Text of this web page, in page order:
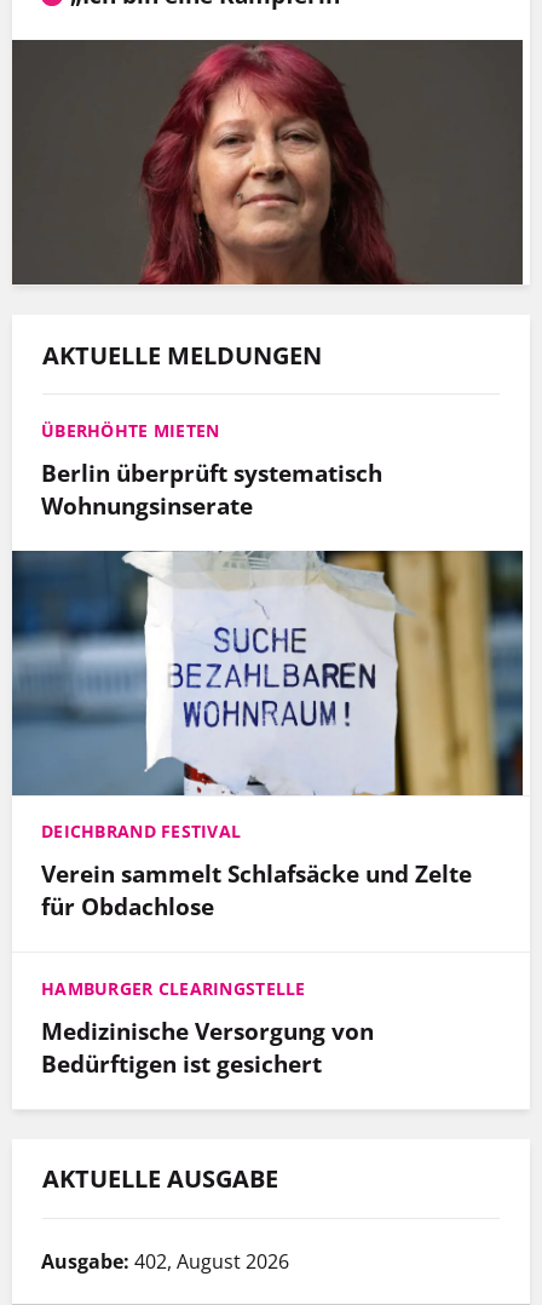
AKTUELLE MELDUNGEN
ÜBERHÖHTE MIETEN
Berlin überprüft systematisch
Wohnungsinserate
DEICHBRAND FESTIVAL
Verein sammelt Schlafsäcke und Zelte
für Obdachlose
HAMBURGER CLEARINGSTELLE
Medizinische Versorgung von
Bedürftigen ist gesichert
AKTUELLE AUSGABE
Ausgabe: 402, August 2026